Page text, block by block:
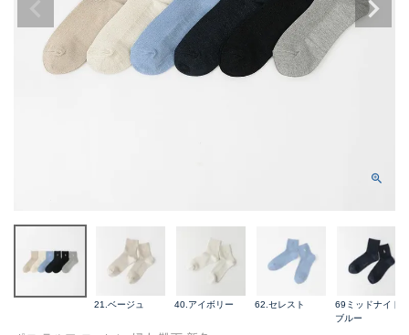
21.ベージュ 40.アイボリー 62.セレスト
69ミッドナイト
ブルー